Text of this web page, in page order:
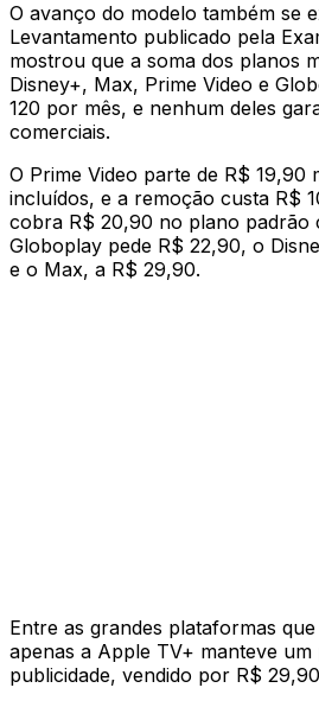
O avanço do modelo também se
Levantamento publicado pela
mostrou que a soma dos planos
Disney+, Max, Prime Video e
120 por mês, e nenhum deles
comerciais.
O Prime Video parte de R$ 19,90
incluídos, e a remoção custa R$
cobra R$ 20,90 no plano padrão
Globoplay pede R$ 22,90, o
e o Max, a R$ 29,90.
Entre as grandes plataformas
apenas a Apple TV+ manteve
publicidade, vendido por R$